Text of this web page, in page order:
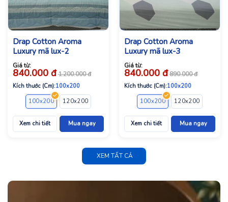
Drap Cotton Aroma
Luxury mã lux-2
Giá từ:
840.000 đ 1.200.000đ
Kích thước (Cm):100x200
100x200
120x200 160x200 180x200
Xem chi tiết Mua ngay
Drap Cotton Aroma
Luxury mã lux-3
Giá từ:
840.000 đ 890.000đ
Kích thước (Cm):100x200
100x200
120x200
Xem chi tiết Mua ngay
XEM TẤT CẢ